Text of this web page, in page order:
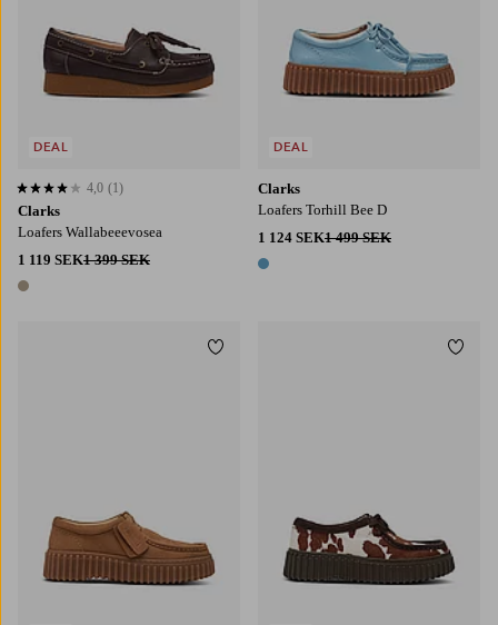
Clarks
Loafers Wallabeeevosea
1 119 SEK1 399 SEK
1 färg
4,0 baserat på 1 st betyg
4,0 (1)
DEAL
Clarks
Loafers Torhill Bee D
1 124 SEK1 499 SEK
1 färg
DEAL
Lägg till i favoriter